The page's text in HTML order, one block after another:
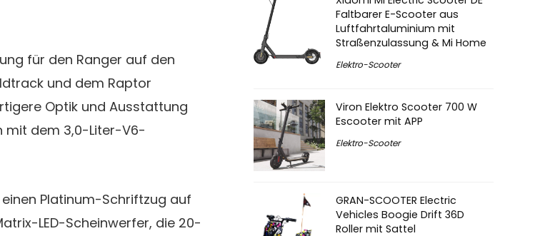
für den Ranger auf den
und dem Raptor
Optik und Ausstattung
mit dem 3,0-Liter-V6-
Platinum-Schriftzug auf
LED-Scheinwerfer, die 20-
Faltbarer E-Scooter aus
Luftfahrtaluminium mit
Straßenzulassung & Mi Home
Elektro-Scooter
Viron Elektro Scooter 700 W
Escooter mit APP
Elektro-Scooter
GRAN-SCOOTER Electric
Vehicles Boogie Drift 36D
Roller mit Sattel